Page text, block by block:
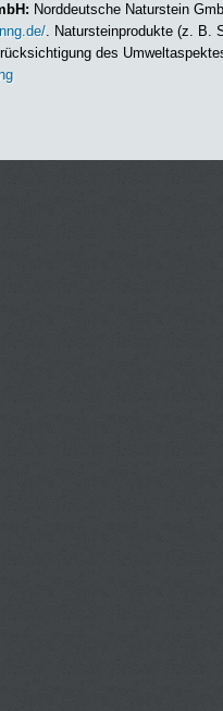
Norddeutsche Naturstein
. Natursteinprodukte (z. B.
des